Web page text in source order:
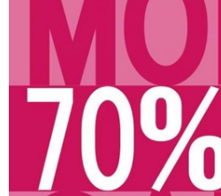
PANTS : パンツ
TOPS : トップス
T-SHIRT : Tシャツ
KNIT : ニット
SHIRT : シャツ
OUTERS : アウター